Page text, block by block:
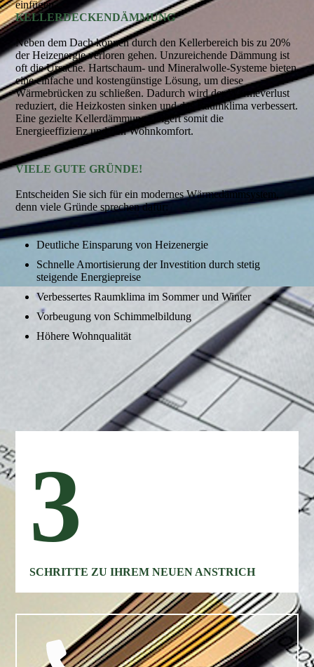
einfügen.
KELLERDECKENDÄMMUNG
Neben dem Dach können durch den Kellerbereich bis zu 20%
der Heizenergie verloren gehen. Unzureichende Dämmung ist
oft die Ursache. Hartschaum- und Mineralwolle-Systeme bieten
eine einfache und kostengünstige Lösung, um diese
Wärmebrücken zu schließen. Dadurch wird der Wärmeverlust
reduziert, die Heizkosten sinken und das Raumklima verbessert.
Eine gezielte Kellerdämmung steigert somit die
Energieeffizienz und den Wohnkomfort.
VIELE GUTE GRÜNDE!
Entscheiden Sie sich für ein modernes Wärmedämmsystem,
denn viele Gründe sprechen dafür:
Deutliche Einsparung von Heizenergie
Schnelle Amortisierung der Investition durch stetig
steigende Energiepreise
Verbessertes Raumklima im Sommer und Winter
Vorbeugung von Schimmelbildung
Höhere Wohnqualität
3
SCHRITTE ZU IHREM NEUEN ANSTRICH